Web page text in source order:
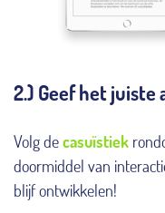
2.) Geef het
Volg decasuïstiek
doormiddel van
blijf ontwikkelen!